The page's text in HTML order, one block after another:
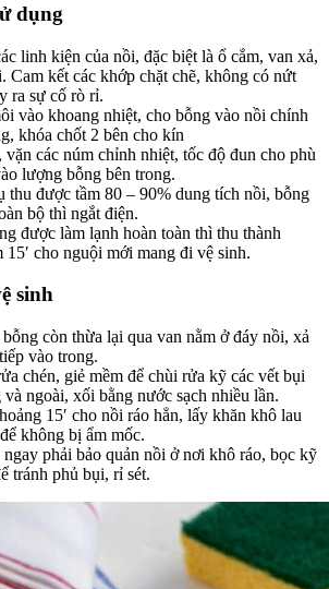
dụng
linh kiện của nồi, đặc biệt là ổ cắm, van xả,
Cam kết các khớp chặt chẽ, không có nứt
ra sự cố rò rỉ.
vào khoang nhiệt, cho bỗng vào nồi chính
khóa chốt 2 bên cho kín
các núm chỉnh nhiệt, tốc độ đun cho phù
lượng bỗng bên trong.
thu được tầm 80 – 90% dung tích nồi, bỗng
bộ thì ngắt điện.
được làm lạnh hoàn toàn thì thu thành
15′ cho nguội mới mang đi vệ sinh.
sinh
còn thừa lại qua van nằm ở đáy nồi, xả
vào trong.
chén, giẻ mềm để chùi rửa kỹ các vết bụi
và ngoài, xối bằng nước sạch nhiều lần.
15′ cho nồi ráo hẳn, lấy khăn khô lau
không bị ẩm mốc.
phải bảo quản nồi ở nơi khô ráo, bọc kỹ
tránh phủ bụi, rỉ sét.